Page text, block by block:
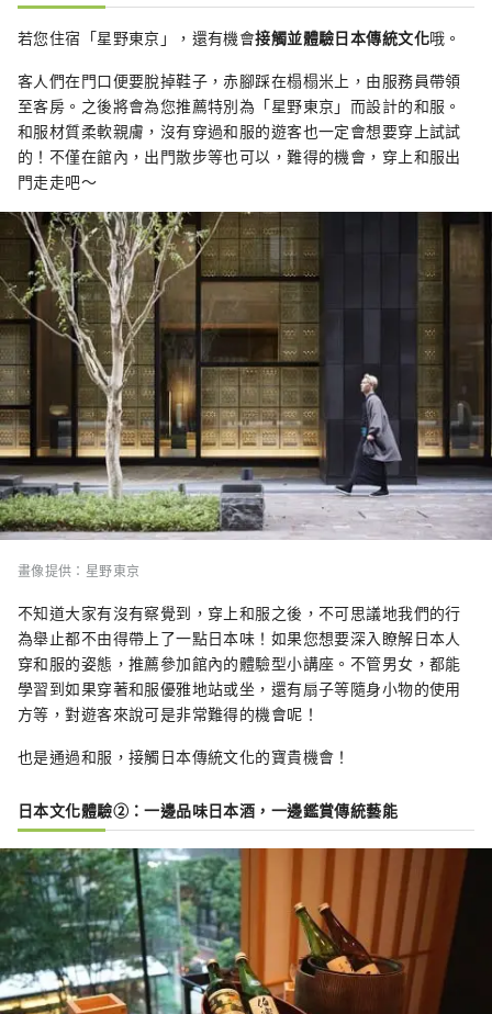
若您住宿「星野東京」，還有機會接觸並體驗日本傳統文化哦。
客人們在門口便要脫掉鞋子，赤腳踩在榻榻米上，由服務員帶領
至客房。之後將會為您推薦特別為「星野東京」而設計的和服。
和服材質柔軟親膚，沒有穿過和服的遊客也一定會想要穿上試試
的！不僅在館內，出門散步等也可以，難得的機會，穿上和服出
門走走吧～
畫像提供：星野東京
不知道大家有沒有察覺到，穿上和服之後，不可思議地我們的行
為舉止都不由得帶上了一點日本味！ 如果您想要深入瞭解日本人
穿和服的姿態，推薦參加館內的體驗型小講座。不管男女，都能
學習到如果穿著和服優雅地站或坐，還有扇子等隨身小物的使用
方等，對遊客來說可是非常難得的機會呢！
也是通過和服，接觸日本傳統文化的寶貴機會！
日本文化體驗②：一邊品味日本酒，一邊鑑賞傳統藝能